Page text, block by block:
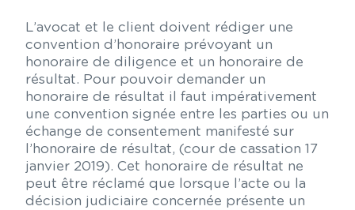
L’avocat et le client doivent rédiger une
convention d’honoraire prévoyant un
honoraire de diligence et un honoraire de
résultat. Pour pouvoir demander un
honoraire de résultat il faut impérativement
une convention signée entre les parties ou un
échange de consentement manifesté sur
l’honoraire de résultat, (cour de cassation 17
janvier 2019). Cet honoraire de résultat ne
peut être réclamé que lorsque l’acte ou la
décision judiciaire concernée présente un